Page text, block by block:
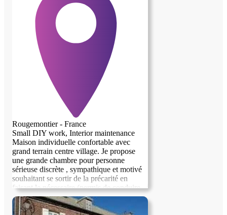
et la compréhension des difficultés des
personnes âgées, le sens du service et de
rendre les autres heureux, si vous êtes
attentif/ve ! Alors on peut tenter
l'expérience!
Rougemontier - France
Small DIY work, Interior maintenance
Maison individuelle confortable avec
grand terrain centre village. Je propose
une grande chambre pour personne
sérieuse discrète , sympathique et motivé
souhaitant se sortir de la précarité en
faisant le nécessaire (permis de conduire,
recherche d'emploi ect...) afin d'être
autonome. J'apprécierai en échange que la